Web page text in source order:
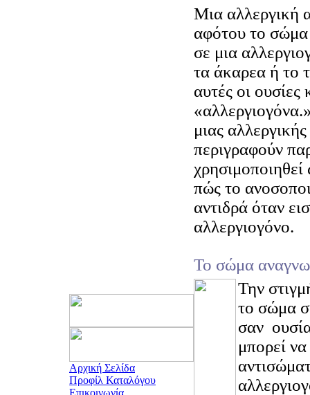
Αρχική Σελίδα
Προφίλ Καταλόγου
Επικοινωνία
Μια αλλεργική
αφότου το σώμα
σε μια
τα άκαρεα ή το
αυτές οι ουσίες
μιας
περιγραφούν
πώς το
αντιδρά όταν
αλλεργιογόνο.
Το σώμα
Την
το σώμα
σαν
μπορεί